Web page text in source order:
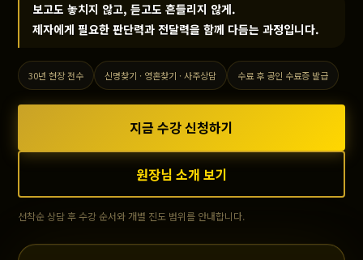
보고도 놓치지 않고, 듣고도 흔들리지 않게.
제자에게 필요한 판단력과 전달력을 함께 다듬는 과정입니다.
30년 현장 전수 신명찾기 · 영혼찾기 · 사주상담 수료 후 공인 수료증 발급
지금 수강 신청하기
원장님 소개 보기
선착순 상담 후 수강 순서와 개별 진도 범위를 안내합니다.